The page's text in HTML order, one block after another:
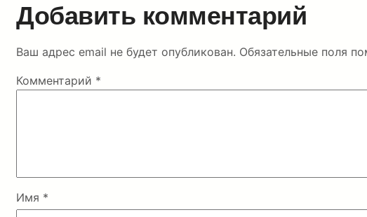
Добавить комментарий
Ваш адрес email не будет опубликован. Обязательные поля
Комментарий *
Имя *